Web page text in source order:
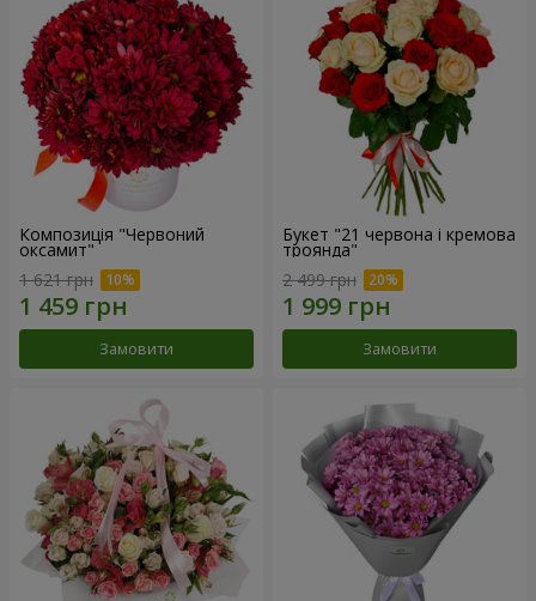
Композиція "Червоний
оксамит"
1 621 грн
Замовити
Букет "21 червона і кремова
троянда"
2 499 грн
Замовити